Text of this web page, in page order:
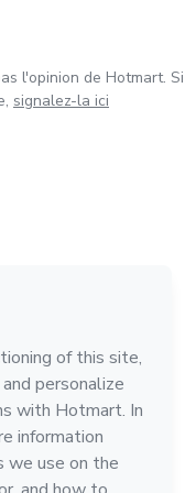
que um verdadeiro
particular !
l'opinion de Hotmart. Si
signalez-la ici